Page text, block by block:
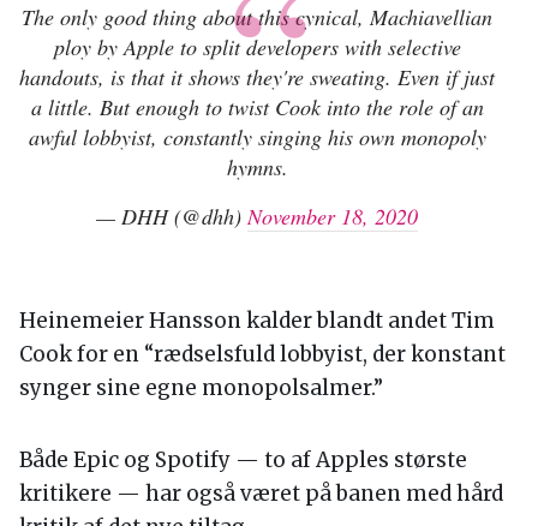
The only good thing about this cynical, Machiavellian
ploy by Apple to split developers with selective
handouts, is that it shows they're sweating. Even if just
a little. But enough to twist Cook into the role of an
awful lobbyist, constantly singing his own monopoly
hymns.
— DHH (@dhh) November 18, 2020
Heinemeier Hansson kalder blandt andet Tim
Cook for en “rædselsfuld lobbyist, der konstant
synger sine egne monopolsalmer.”
Både Epic og Spotify — to af Apples største
kritikere — har også været på banen med hård